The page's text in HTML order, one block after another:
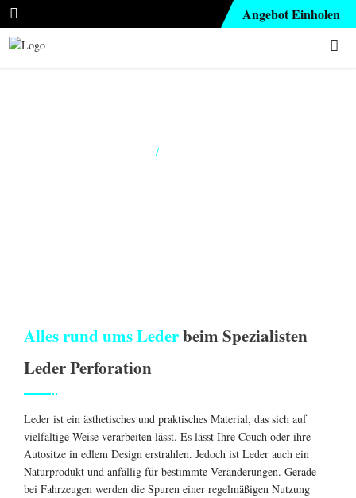
Angebot Einholen
/
Alles rund ums Lederbeim Spezialisten
Leder Perforation
Leder ist ein ästhetisches und praktisches Material, das sich auf
vielfältige Weise verarbeiten lässt. Es lässt Ihre Couch oder ihre
Autositze in edlem Design erstrahlen. Jedoch ist Leder auch ein
Naturprodukt und anfällig für bestimmte Veränderungen. Gerade
bei Fahrzeugen werden die Spuren einer regelmäßigen Nutzung